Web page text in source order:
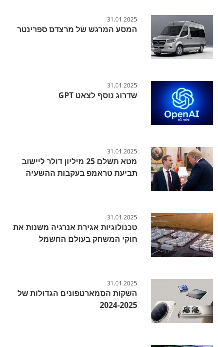
31.01.2025
המסע המרגש של מרצדס ספרינטר
31.01.2025
שדרוג נוסף לצאט GPT
31.01.2025
מטא תשלם 25 מיליון דולר ליישוב
תביעת טראמפ בעקבות ההשעיה
31.01.2025
טכנולוגיות אגירת אנרגיה משנות את
חוקי המשחק בעולם החשמל
31.01.2025
השקות הסמארטפונים הגדולות של
2024-2025